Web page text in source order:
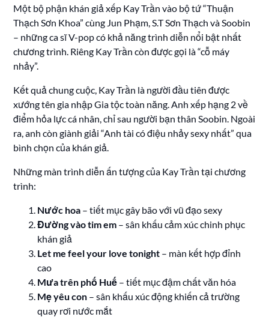
Một bộ phận khán giả xếp Kay Trần vào bộ tứ “Thuận
Thạch Sơn Khoa” cùng Jun Phạm, S.T Sơn Thạch và Soobin
– những ca sĩ V-pop có khả năng trình diễn nổi bật nhất
chương trình. Riêng Kay Trần còn được gọi là “cỗ máy
nhảy”.
Kết quả chung cuộc, Kay Trần là người đầu tiên được
xướng tên gia nhập Gia tộc toàn năng. Anh xếp hạng 2 về
điểm hỏa lực cá nhân, chỉ sau người bạn thân Soobin. Ngoài
ra, anh còn giành giải “Anh tài có điệu nhảy sexy nhất” qua
bình chọn của khán giả.
Những màn trình diễn ấn tượng của Kay Trần tại chương
trình:
Nước hoa – tiết mục gây bão với vũ đạo sexy
Đường vào tim em – sân khấu cảm xúc chinh phục
khán giả
Let me feel your love tonight – màn kết hợp đỉnh
cao
Mưa trên phố Huế – tiết mục đậm chất văn hóa
Mẹ yêu con – sân khấu xúc động khiến cả trường
quay rơi nước mắt